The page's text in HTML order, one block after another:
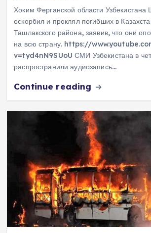
Хоким Ферганской области Узбекистана
оскорбил и проклял погибших в
Ташлакского района, заявив, что они
на всю страну. https://
v=tyd4nN9SUoU СМИ Узбекистана в
распространили аудиозапись…
Continue reading